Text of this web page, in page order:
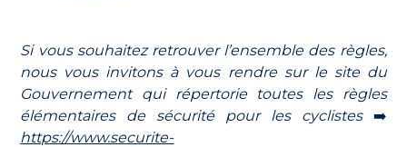
Si vous souhaitez retrouver l’ensemble des règles,
nous vous invitons à vous rendre sur le site du
Gouvernement qui répertorie toutes les règles
élémentaires de sécurité pour les cyclistes ➡️
https://www.securite-